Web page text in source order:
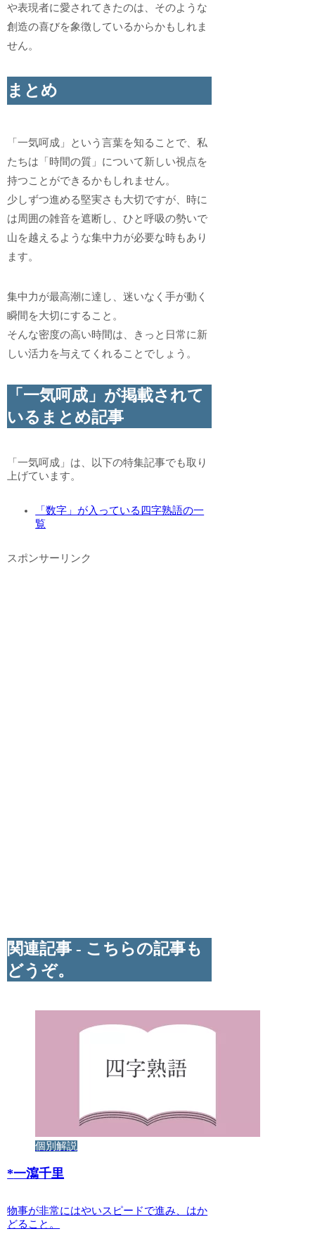
や表現者に愛されてきたのは、そのような
創造の喜びを象徴しているからかもしれま
せん。
まとめ
「一気呵成」という言葉を知ることで、私
たちは「時間の質」について新しい視点を
持つことができるかもしれません。
少しずつ進める堅実さも大切ですが、時に
は周囲の雑音を遮断し、ひと呼吸の勢いで
山を越えるような集中力が必要な時もあり
ます。
集中力が最高潮に達し、迷いなく手が動く
瞬間を大切にすること。
そんな密度の高い時間は、きっと日常に新
しい活力を与えてくれることでしょう。
「一気呵成」が掲載されて
いるまとめ記事
「一気呵成」は、以下の特集記事でも取り
上げています。
「数字」が入っている四字熟語の一
覧
スポンサーリンク
関連記事 - こちらの記事も
どうぞ。
個別解説
*一瀉千里
物事が非常にはやいスピードで進み、はか
どること。